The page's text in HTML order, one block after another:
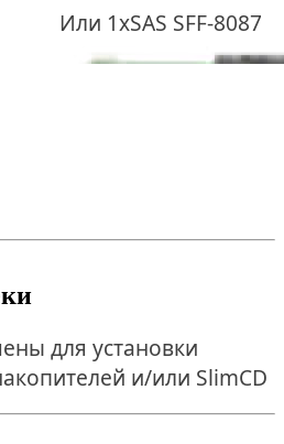
Или 1xSAS SFF-8087
для установки
и/или SlimCD